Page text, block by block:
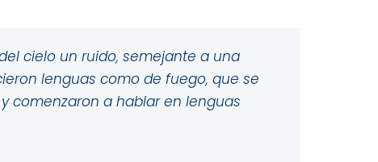
cielo un ruido, semejante a una
lenguas como de fuego, que se
comenzaron a hablar en lenguas